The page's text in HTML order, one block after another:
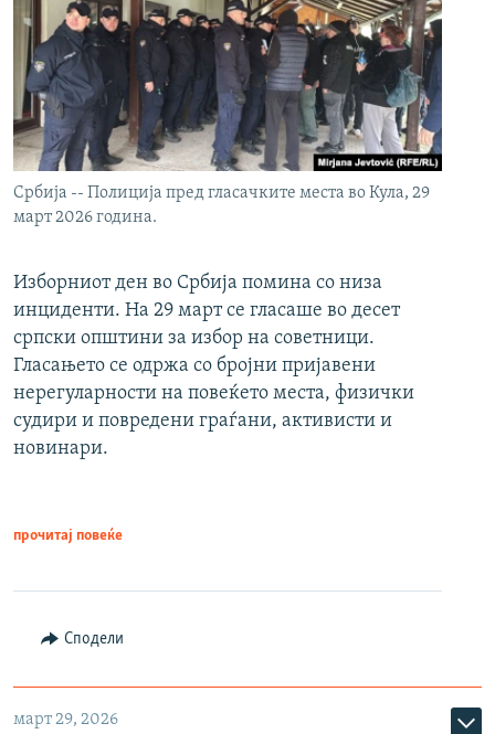
Србија -- Полиција пред гласачките места во Кула, 29
март 2026 година.
Изборниот ден во Србија помина со низа
инциденти. На 29 март се гласаше во десет
српски општини за избор на советници.
Гласањето се одржа со бројни пријавени
нерегуларности на повеќето места, физички
судири и повредени граѓани, активисти и
новинари.
прочитај повеќе
Сподели
март 29, 2026